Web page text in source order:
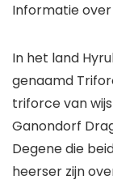
Informatie over
In het land
genaamd
triforce van
Ganondorf
Degene die
heerser zijn